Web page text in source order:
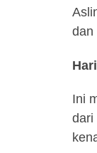
dan
Ini
dari